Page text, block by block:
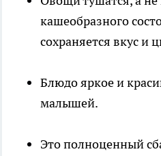
кашеобразного
сохраняется вкус и
Блюдо яркое и
малышей.
Это полноценный